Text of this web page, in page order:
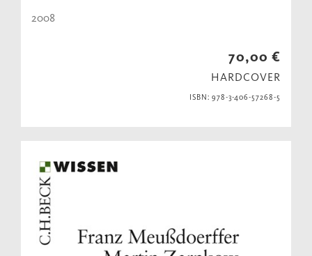
2008
70,00 €
HARDCOVER
ISBN: 978-3-406-57268-5